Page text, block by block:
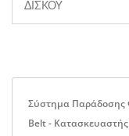
ΔΊΣΚΟΥ
Σύστημα Παράδοσης
Belt -